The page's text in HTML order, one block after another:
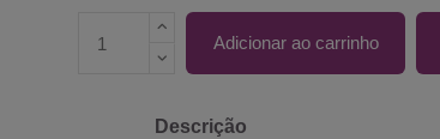
Adicionar ao carrinho
Descrição